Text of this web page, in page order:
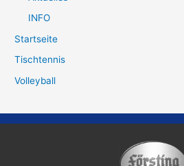
INFO
Startseite
Tischtennis
Volleyball